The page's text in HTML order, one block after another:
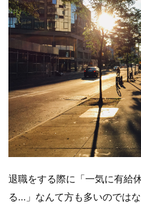
退職をする際に「一気に有給
る…」なんて方も多いのでは